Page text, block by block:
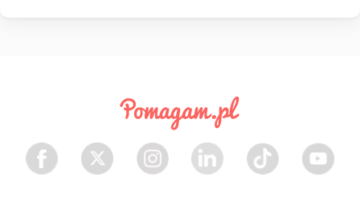
Facebook Twitter Instagram LinkedIn TikTok Youtube